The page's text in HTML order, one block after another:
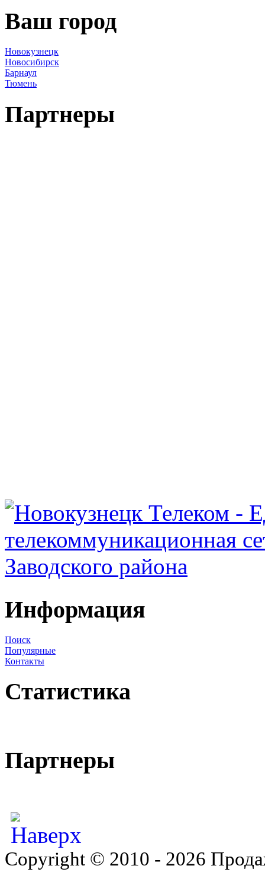
Ваш город
Новокузнецк
Новосибирск
Барнаул
Тюмень
Партнеры
Информация
Поиск
Популярные
Контакты
Статистика
Партнеры
Copyright © 2010 - 2026